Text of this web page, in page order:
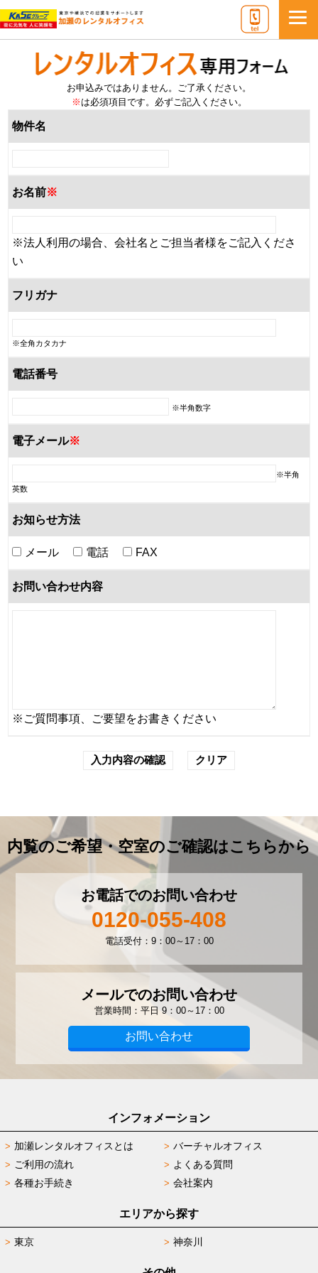
お申込みではありません。ご了承ください。
※ は必須項目です。必ずご記入ください。
物件名
お名前※
※法人利用の場合、会社名とご担当者様をご記入くださ
い
フリガナ
※全角カタカナ
電話番号
※半角数字
電子メール※
※半角
英数
お知らせ方法
メール 電話 FAX
お問い合わせ内容
※ご質問事項、ご要望をお書きください
内覧のご希望・空室のご確認はこちらから
お電話でのお問い合わせ
0120-055-408
電話受付：9：00～17：00
メールでのお問い合わせ
営業時間：平日 9：00～17：00
お問い合わせ
インフォメーション
加瀬レンタルオフィスとは
バーチャルオフィス
ご利用の流れ
よくある質問
各種お手続き
会社案内
エリアから探す
東京 神奈川